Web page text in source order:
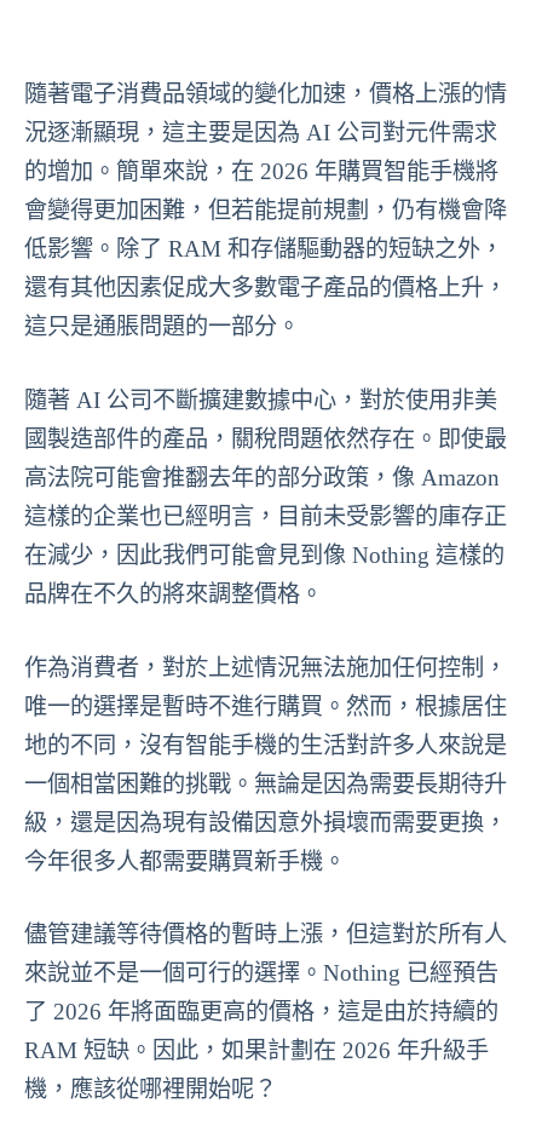
隨著電子消費品領域的變化加速，價格上漲的情
況逐漸顯現，這主要是因為 AI 公司對元件需求
的增加。簡單來說，在 2026 年購買智能手機將
會變得更加困難，但若能提前規劃，仍有機會降
低影響。除了 RAM 和存儲驅動器的短缺之外，
還有其他因素促成大多數電子產品的價格上升，
這只是通脹問題的一部分。
隨著 AI 公司不斷擴建數據中心，對於使用非美
國製造部件的產品，關稅問題依然存在。即使最
高法院可能會推翻去年的部分政策，像 Amazon
這樣的企業也已經明言，目前未受影響的庫存正
在減少，因此我們可能會見到像 Nothing 這樣的
品牌在不久的將來調整價格。
作為消費者，對於上述情況無法施加任何控制，
唯一的選擇是暫時不進行購買。然而，根據居住
地的不同，沒有智能手機的生活對許多人來說是
一個相當困難的挑戰。無論是因為需要長期待升
級，還是因為現有設備因意外損壞而需要更換，
今年很多人都需要購買新手機。
儘管建議等待價格的暫時上漲，但這對於所有人
來說並不是一個可行的選擇。Nothing 已經預告
了 2026 年將面臨更高的價格，這是由於持續的
RAM 短缺。因此，如果計劃在 2026 年升級手
機，應該從哪裡開始呢？